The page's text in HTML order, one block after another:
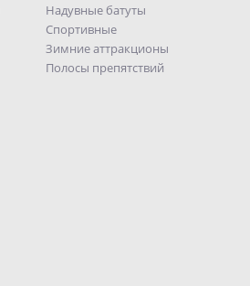
Надувные батуты
Спортивные
Зимние аттракционы
Полосы препятствий